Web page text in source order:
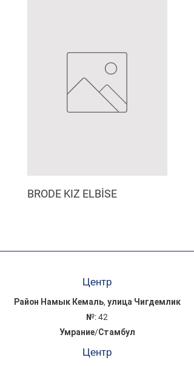
BRODE KIZ ELBİSE
Центр
Район Намык Кемаль, улица Чигдемлик
№: 42
Умрание/Стамбул
Центр